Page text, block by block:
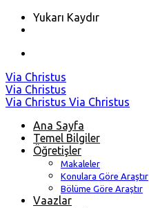
Yukarı Kaydır
Skip
to
content
Via Christus
Via Christus
Via Christus Via Christus
Ana Sayfa
Temel Bilgiler
Öğretişler
Makaleler
Konulara Göre Araştır
Bölüme Göre Araştır
Vaazlar